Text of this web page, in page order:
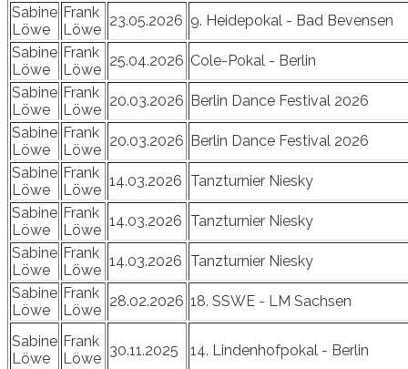
Sabine
Löwe
Frank
Löwe
23.05.2026 9. Heidepokal - Bad Bevensen
Sabine
Löwe
Frank
Löwe
25.04.2026 Cole-Pokal - Berlin
Sabine
Löwe
Frank
Löwe
20.03.2026 Berlin Dance Festival 2026
Sabine
Löwe
Frank
Löwe
20.03.2026 Berlin Dance Festival 2026
Sabine
Löwe
Frank
Löwe
14.03.2026 Tanzturnier Niesky
Sabine
Löwe
Frank
Löwe
14.03.2026 Tanzturnier Niesky
Sabine
Löwe
Frank
Löwe
14.03.2026 Tanzturnier Niesky
Sabine
Löwe
Frank
Löwe
28.02.2026 18. SSWE - LM Sachsen
Sabine
Löwe
Frank
Löwe 30.11.2025 14. Lindenhofpokal - Berlin